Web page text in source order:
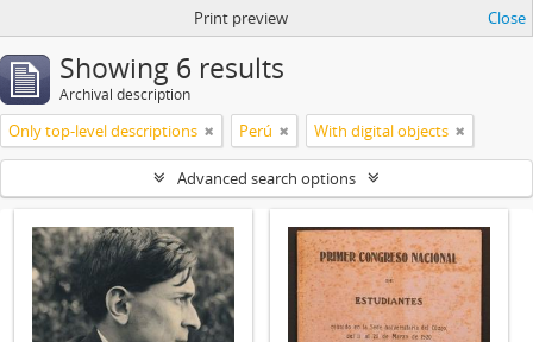
Print preview Close
Showing 6 results
Archival description
Only top-level descriptions Perú With digital objects
Advanced search options